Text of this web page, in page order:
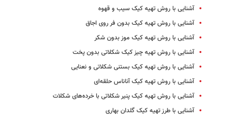
آشنایی با روش تهیه کیک سیب و قهوه
آشنایی با روش تهیه کیک بدون فر روی اجاق
آشنایی با روش تهیه کیک موز بدون شکر
آشنایی با روش تهیه چیز کیک شکلاتی بدون پخت
آشنایی با روش تهیه کیک بستنی شکلاتی و نعنایی
آشنایی با روش تهیه کیک آناناس حلقه‌ای
آشنایی با روش تهیه کیک پنیر شکلاتی با خرده‌های شکلات
آشنایی با طرز تهیه کیک گلدان بهاری